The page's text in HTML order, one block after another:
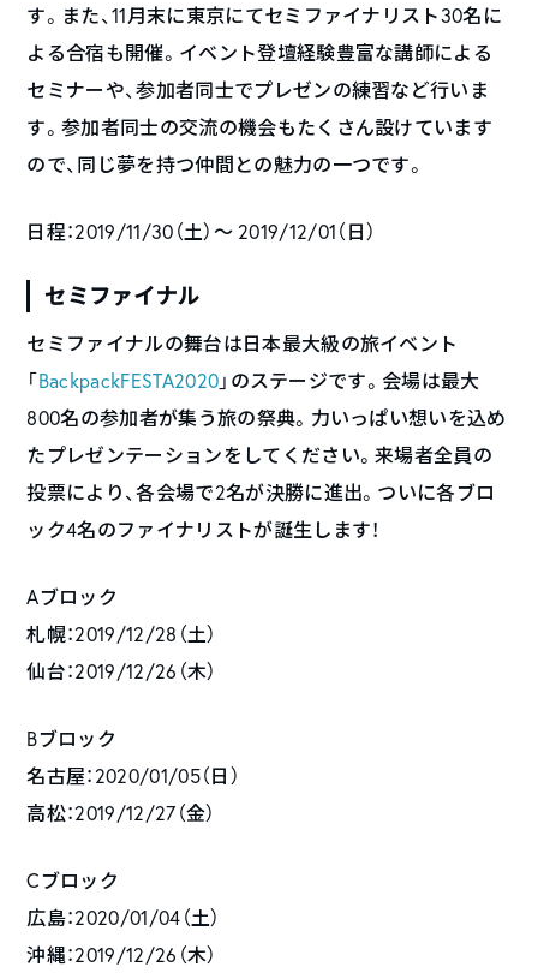
す。また、11月末に東京にてセミファイナリスト30名に
よる合宿も開催。イベント登壇経験豊富な講師による
セミナーや、参加者同士でプレゼンの練習など行いま
す。参加者同士の交流の機会もたくさん設けています
ので、同じ夢を持つ仲間との魅力の一つです。
日程：2019/11/30（土）〜 2019/12/01（日）
セミファイナル
セミファイナルの舞台は日本最大級の旅イベント
「BackpackFESTA2020」のステージです。会場は最大
800名の参加者が集う旅の祭典。力いっぱい想いを込め
たプレゼンテーションをしてください。来場者全員の
投票により、各会場で2名が決勝に進出。ついに各ブロ
ック4名のファイナリストが誕生します！
Aブロック
札幌：2019/12/28（土）
仙台：2019/12/26（木）
Bブロック
名古屋：2020/01/05（日）
高松：2019/12/27（金）
Cブロック
広島：2020/01/04（土）
沖縄：2019/12/26（木）